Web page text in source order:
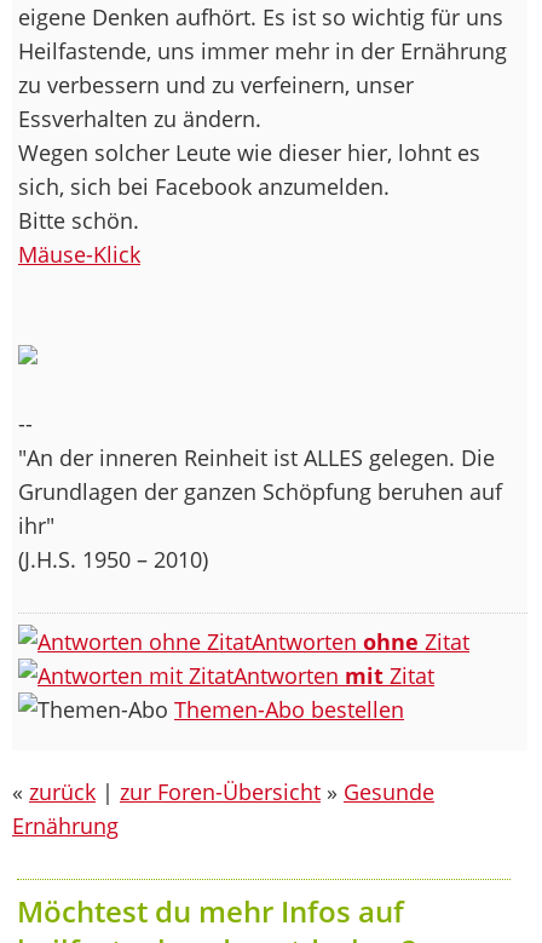
eigene Denken aufhört. Es ist so wichtig für uns
Heilfastende, uns immer mehr in der Ernährung
zu verbessern und zu verfeinern, unser
Essverhalten zu ändern.
Wegen solcher Leute wie dieser hier, lohnt es
sich, sich bei Facebook anzumelden.
Bitte schön.
Mäuse-Klick
--
"An der inneren Reinheit ist ALLES gelegen. Die
Grundlagen der ganzen Schöpfung beruhen auf
ihr"
(J.H.S. 1950 – 2010)
Antworten ohne Zitat
Antworten mit Zitat
Themen-Abo bestellen
« zurück | zur Foren-Übersicht » Gesunde
Ernährung
Möchtest du mehr Infos auf